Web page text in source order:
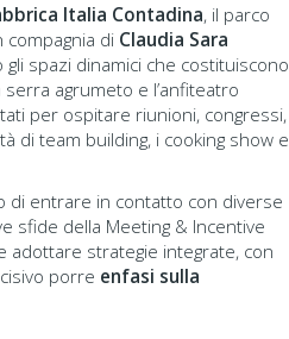
Italia Contadina, il parco
compagnia di Claudia Sara
gli spazi dinamici che costituiscono
agrumeto e l’anfiteatro
per ospitare riunioni, congressi,
di team building, i cooking show e
di entrare in contatto con diverse
sfide della Meeting & Incentive
adottare strategie integrate, con
porre enfasi sulla